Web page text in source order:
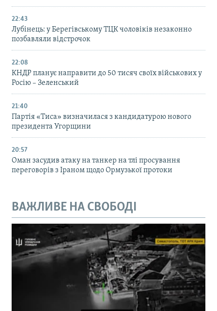
22:43
Лубінець: у Берегівському ТЦК чоловіків незаконно
позбавляли відстрочок
22:08
КНДР планує направити до 50 тисяч своїх військових у
Росію – Зеленський
21:40
Партія «Тиса» визначилася з кандидатурою нового
президента Угорщини
20:57
Оман засудив атаку на танкер на тлі просування
переговорів з Іраном щодо Ормузької протоки
ВАЖЛИВЕ НА СВОБОДІ